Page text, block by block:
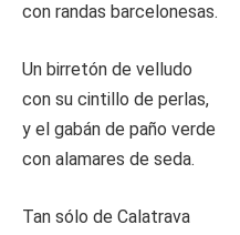
con randas barcelonesas.
Un birretón de velludo
con su cintillo de perlas,
y el gabán de paño verde
con alamares de seda.
Tan sólo de Calatrava